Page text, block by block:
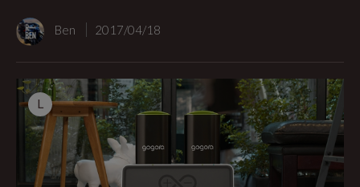
Ben 2017/04/18
L